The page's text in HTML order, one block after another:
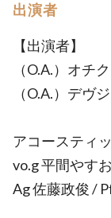
出演者
【出演者】
（O.A.）オチ
（O.A.）デヴ
アコースティ
vo.g 平間やすお
Ag 佐藤政俊 /